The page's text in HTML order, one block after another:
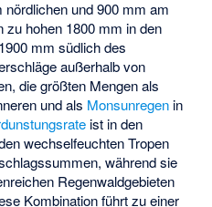
und 900 mm am
zu hohen 1800 mm in den
mm südlich des
außerhalb von
die größten Mengen als
und als Monsunregen in
ist in den
wechselfeuchten Tropen
während sie
Regenwaldgebieten
Kombination führt zu einer